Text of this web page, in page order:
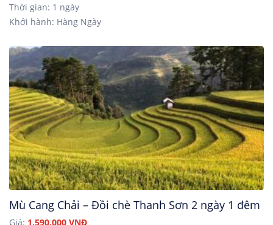
Thời gian: 1 ngày
Khởi hành: Hàng Ngày
Mù Cang Chải – Đồi chè Thanh Sơn 2 ngày 1 đêm
Giá: 1,590,000 VNĐ